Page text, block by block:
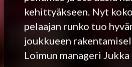
kehittyäkseen. Nyt
pelaajan runko tuo
joukkueen
Loimun manageri Jukka